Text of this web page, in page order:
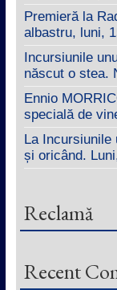
Premieră la
albastru, luni,
Incursiunile
născut o stea.
Ennio
specială de
La Incursiunile
și oricând.
Reclamă
Recent